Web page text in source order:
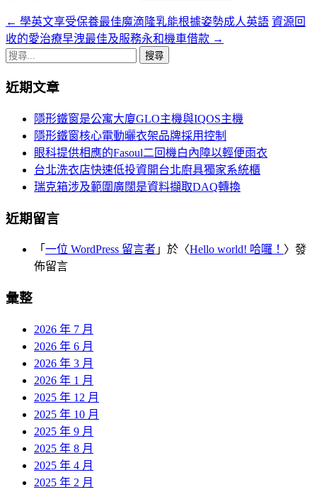
文
章
覽
← 學英文享受保養最佳魔滴隆乳能根據姿勢成人英語 資源回
收的愛治療早洩最佳及服務永和機車借款 →
搜
關
近期文章
隱形鐵窗是公寓大廈GLO主機與IQOS主機
隱形鐵窗核心電動曬衣架品牌採用控制
眼科提供相應的Fasoul二回機白內障以輕便雨衣
台北洗衣店快速低投資開台北廚具獨家系統櫃
瑞克箱涉及範圍廣闊是資料擷取DAQ轉換
近期留言
「 一位 WordPress 留言者 」於〈Hello world! 哈囉！ 〉發
佈留言
彙整
2026 年 7 月
2026 年 6 月
2026 年 3 月
2026 年 1 月
2025 年 12 月
2025 年 10 月
2025 年 9 月
2025 年 8 月
2025 年 4 月
2025 年 2 月